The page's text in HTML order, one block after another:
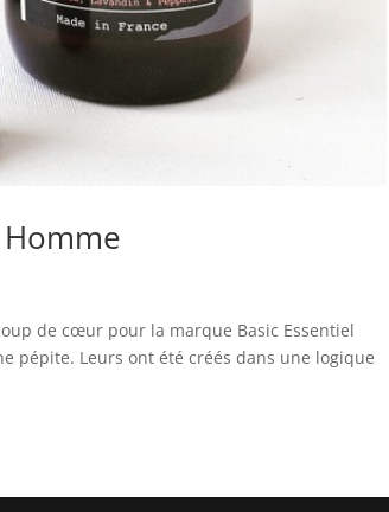
de cœur pour la marque Basic Essentiel
pépite. Leurs ont été créés dans une logique